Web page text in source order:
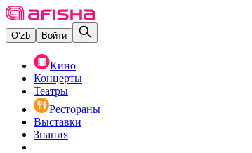
O‘zb Войти
Кино
Концерты
Театры
Рестораны
Выставки
Знания